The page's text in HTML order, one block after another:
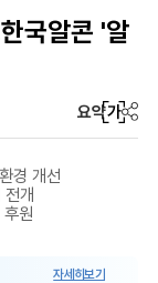
국알콘 '알
요약가
경 개선
전개
원
자세히보기